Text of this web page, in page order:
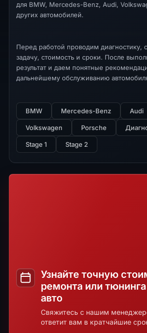
для BMW, Mercedes-Benz, Audi,
других автомобилей.
Перед работой проводим диагностику,
задачу, стоимость и сроки. После
результат и даем понятные
дальнейшему обслуживанию
BMW Mercedes-Benz Audi
Volkswagen Porsche
Stage 1 Stage 2
Узнайте точную
ремонта или
авто
Свяжитесь с нашим
ответит вам в кратчайшие